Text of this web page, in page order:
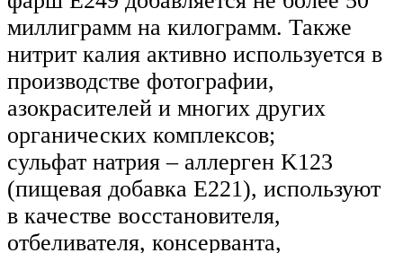
миллиграмм на килограмм. Также
нитрит калия активно используется в
производстве фотографии,
азокрасителей и многих других
органических комплексов;
сульфат натрия – аллерген K123
(пищевая добавка Е221), используют
в качестве восстановителя,
отбеливателя, консерванта,